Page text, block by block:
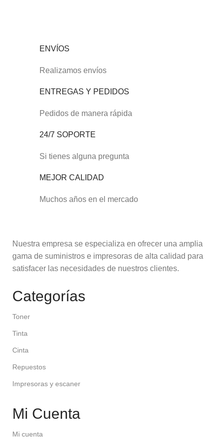
ENVÍOS
Realizamos envíos
ENTREGAS Y PEDIDOS
Pedidos de manera rápida
24/7 SOPORTE
Si tienes alguna pregunta
MEJOR CALIDAD
Muchos años en el mercado
Nuestra empresa se especializa en ofrecer una amplia
gama de suministros e impresoras de alta calidad para
satisfacer las necesidades de nuestros clientes.
Categorías
Toner
Tinta
Cinta
Repuestos
Impresoras y escaner
Mi Cuenta
Mi cuenta